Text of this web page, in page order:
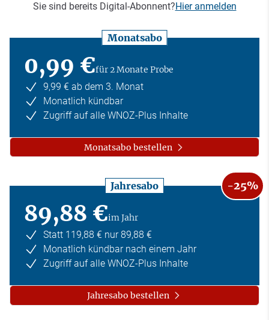
Sie sind bereits Digital-Abonnent?Hier anmelden
Monatsabo
0,99 €für 2 Monate Probe
9,99 € ab dem 3. Monat
Monatlich kündbar
Zugriff auf alle WNOZ-Plus Inhalte
Monatsabo bestellen
Jahresabo -25%
89,88 €im Jahr
Statt 119,88 € nur 89,88 €
Monatlich kündbar nach einem Jahr
Zugriff auf alle WNOZ-Plus Inhalte
Jahresabo bestellen